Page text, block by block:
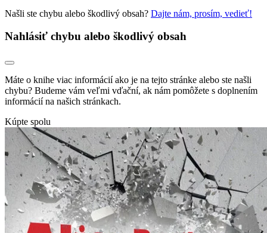
Našli ste chybu alebo škodlivý obsah? Dajte nám, prosím, vedieť!
Nahlásiť chybu alebo škodlivý obsah
Máte o knihe viac informácií ako je na tejto stránke alebo ste našli
chybu? Budeme vám veľmi vďační, ak nám pomôžete s doplnením
informácií na našich stránkach.
Kúpte spolu